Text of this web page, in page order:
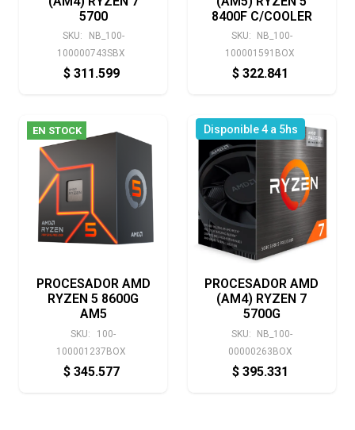
5700
SKU:
NB_100-
100000743SBX
$ 311.599
8400F C/COOLER
SKU:
NB_100-
100001591BOX
$ 322.841
EN STOCK
PROCESADOR AMD
RYZEN 5 8600G
AM5
SKU:
100-
100001237BOX
$ 345.577
Disponible 4 a 5hs
PROCESADOR AMD
(AM4) RYZEN 7
5700G
SKU:
NB_100-
00000263BOX
$ 395.331